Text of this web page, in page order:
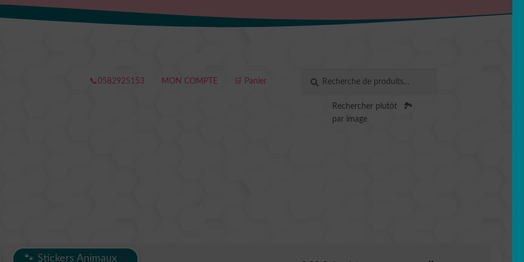
📞0582925153 MON COMPTE 🛒 Panier
pour :
RECHERCHE
Rechercher plutôt
par image
🏞️
🐾 Stickers Animaux